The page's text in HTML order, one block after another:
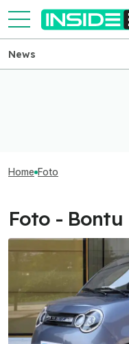
News
Home Foto
Foto - Bontu